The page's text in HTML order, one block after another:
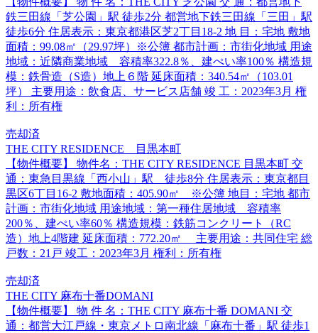
鉄三田線「芝公園」駅 徒歩2分 都営地下鉄三田線「三田」駅
徒歩6分 住居表示：東京都港区芝2丁目18-2 地 目：宅地 敷地
面積：99.08㎡（29.97坪）※公簿 都市計画：市街化地域 用途
地域：近隣商業地域 容積率322.8％、建ぺい率100％ 構造規
模：鉄骨造（S造）地上６階 延床面積：340.54㎡（103.01
坪） 主要用途：飲食店、サービス店舗 竣 工：2023年3月 権
利：所有権
売却済
THE CITY RESIDENCE 目黒本町
【物件概要】 物件名：THE CITY RESIDENCE 目黒本町 交
通：東急目黒線「西小山」駅 徒歩8分 住居表示：東京都目
黒区6丁目16-2 敷地面積：405.90㎡ ※公簿 地目：宅地 都市
計画：市街化地域 用途地域：第一種住居地域 容積率
200％、建ぺい率60％ 構造規模：鉄筋コンクリート（RC
造）地上4階建 延床面積：772.20㎡ 主要用途：共同住宅 総
戸数：21戸 竣工：2023年3月 権利：所有権
売却済
THE CITY 麻布十番DOMANI
【物件概要】 物 件 名：THE CITY 麻布十番 DOMANI 交
通：都営大江戸線・東京メトロ南北線「麻布十番」駅 徒歩1